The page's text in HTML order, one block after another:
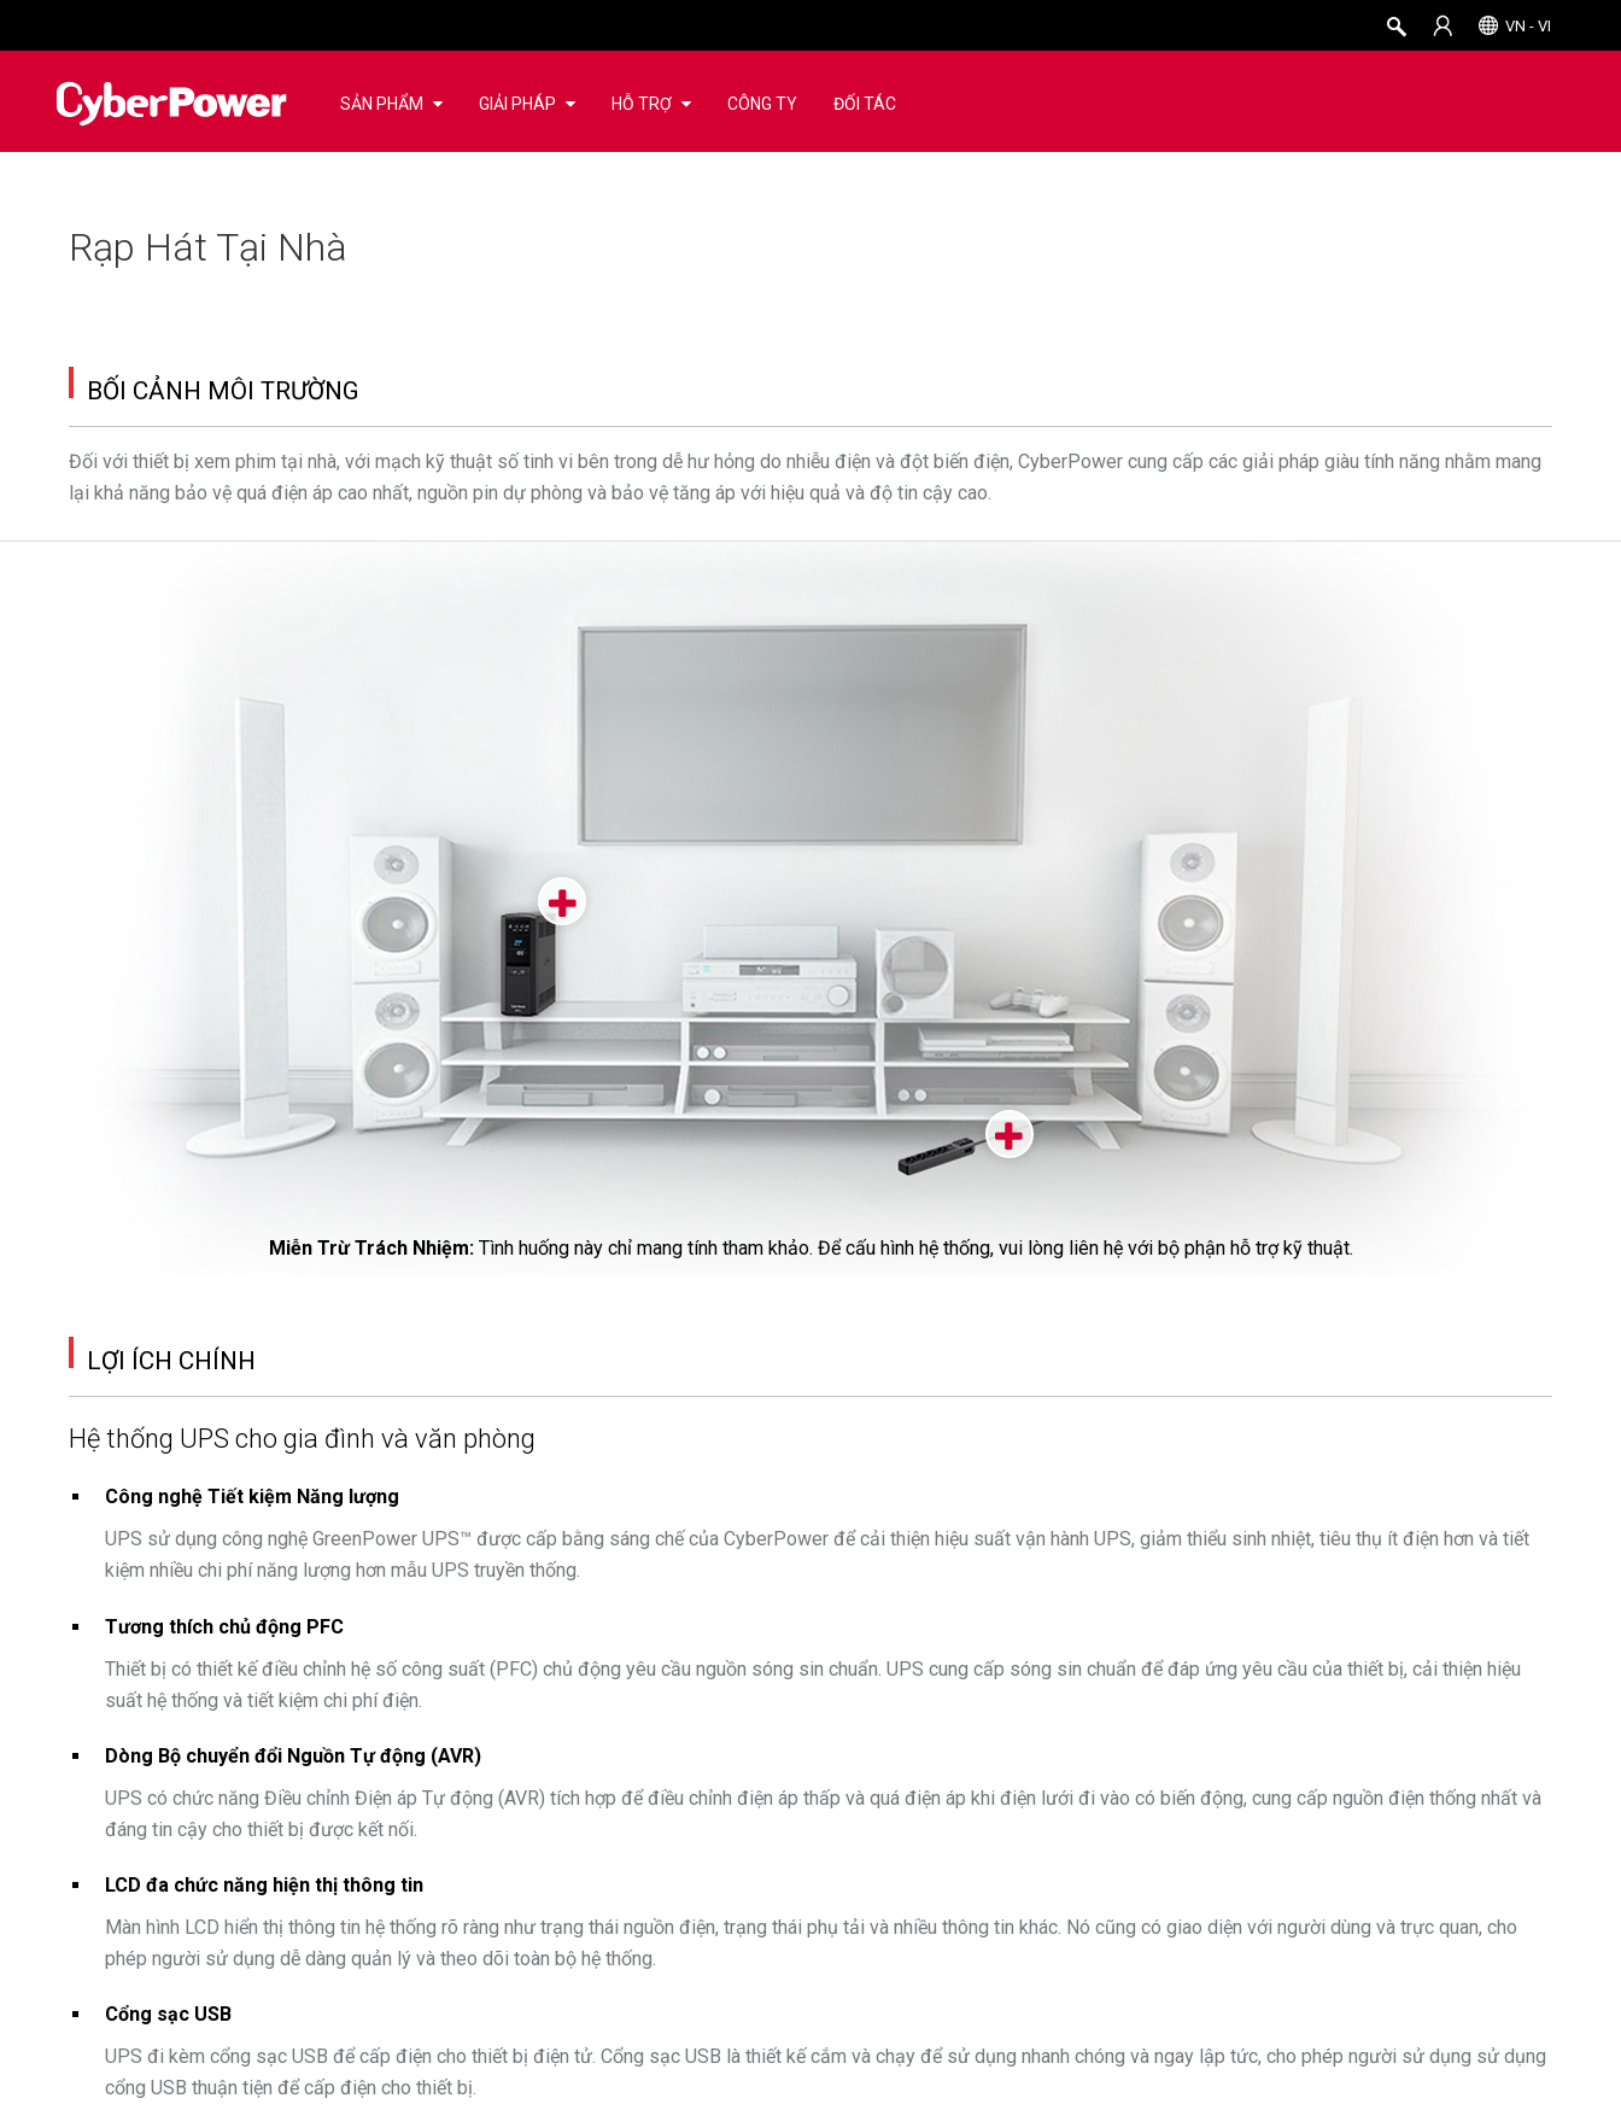
VN - VI
SẢN PHẨM GIẢI PHÁP HỖ TRỢ CÔNG TY ĐỐI TÁC
Rạp Hát Tại Nhà
BỐI CẢNH MÔI TRƯỜNG
Đối với thiết bị xem phim tại nhà, với mạch kỹ thuật số tinh vi bên trong dễ hư hỏng do nhiễu điện và đột biến điện, CyberPower cung cấp các giải pháp giàu tính năng nhằm mang
lại khả năng bảo vệ quá điện áp cao nhất, nguồn pin dự phòng và bảo vệ tăng áp với hiệu quả và độ tin cậy cao.
Miễn Trừ Trách Nhiệm: Tình huống này chỉ mang tính tham khảo. Để cấu hình hệ thống, vui lòng liên hệ với bộ phận hỗ trợ kỹ thuật.
LỢI ÍCH CHÍNH
Hệ thống UPS cho gia đình và văn phòng
Công nghệ Tiết kiệm Năng lượng
UPS sử dụng công nghệ GreenPower UPS™ được cấp bằng sáng chế của CyberPower để cải thiện hiệu suất vận hành UPS, giảm thiểu sinh nhiệt, tiêu thụ ít điện hơn và tiết
kiệm nhiều chi phí năng lượng hơn mẫu UPS truyền thống.
Tương thích chủ động PFC
Thiết bị có thiết kế điều chỉnh hệ số công suất (PFC) chủ động yêu cầu nguồn sóng sin chuẩn. UPS cung cấp sóng sin chuẩn để đáp ứng yêu cầu của thiết bị, cải thiện hiệu
suất hệ thống và tiết kiệm chi phí điện.
Dòng Bộ chuyển đổi Nguồn Tự động (AVR)
UPS có chức năng Điều chỉnh Điện áp Tự động (AVR) tích hợp để điều chỉnh điện áp thấp và quá điện áp khi điện lưới đi vào có biến động, cung cấp nguồn điện thống nhất và
đáng tin cậy cho thiết bị được kết nối.
LCD đa chức năng hiện thị thông tin
Màn hình LCD hiển thị thông tin hệ thống rõ ràng như trạng thái nguồn điện, trạng thái phụ tải và nhiều thông tin khác. Nó cũng có giao diện với người dùng và trực quan, cho
phép người sử dụng dễ dàng quản lý và theo dõi toàn bộ hệ thống.
Cổng sạc USB
UPS đi kèm cổng sạc USB để cấp điện cho thiết bị điện tử. Cổng sạc USB là thiết kế cắm và chạy để sử dụng nhanh chóng và ngay lập tức, cho phép người sử dụng sử dụng
cổng USB thuận tiện để cấp điện cho thiết bị.